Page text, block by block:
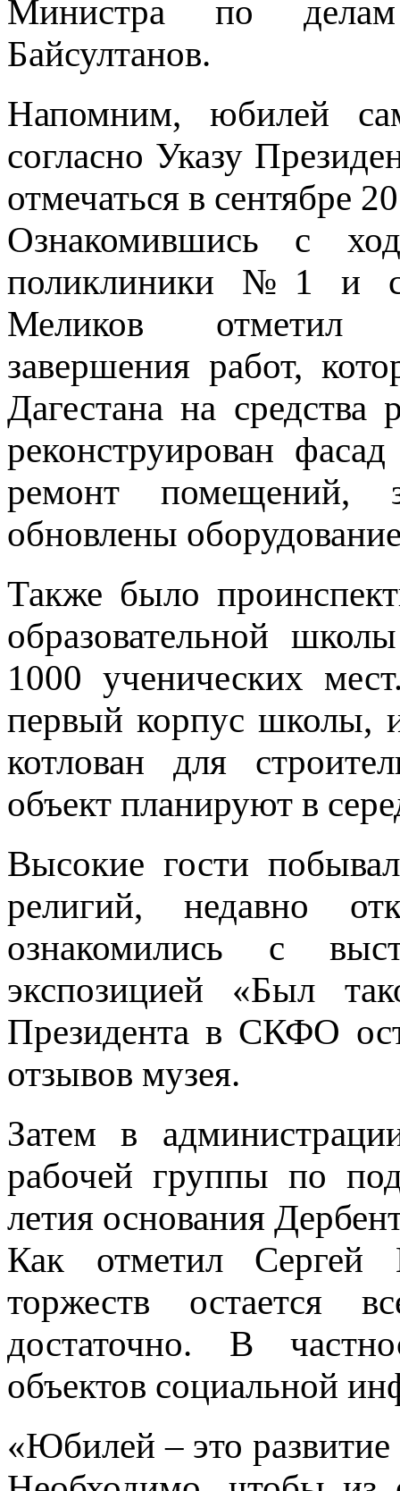
Министра по
Байсултанов.
Напомним, юбилей
согласно Указу
отмечаться в сентябре
Ознакомившись с
поликлиники №1 и
Меликов отметил
завершения работ,
Дагестана на средства
реконструирован
ремонт помещений,
обновлены
Также было
образовательной
1000 ученических
первый корпус школы,
котлован для
объект планируют в
Высокие гости
религий, недавно
ознакомились с
экспозицией «Был
Президента в СКФО
отзывов музея.
Затем в
рабочей группы по
летия основания
Как отметил Сергей
торжеств остается
достаточно. В
объектов социальной
«Юбилей – это развитие